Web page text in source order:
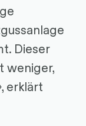
Dieser
weniger,
erklärt